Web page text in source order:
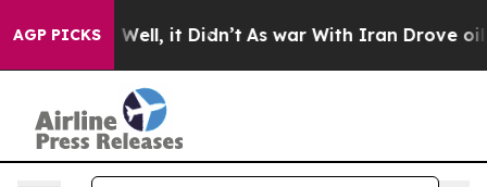
AGP PICKS
Well, it Didn’t As war With Iran Drove oil Prices